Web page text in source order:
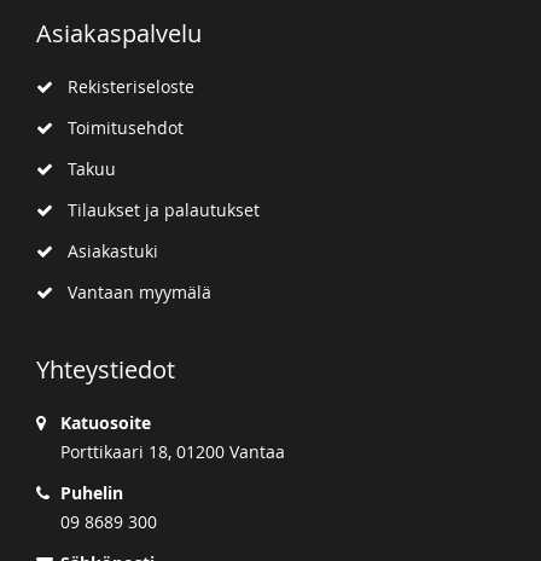
Asiakaspalvelu
Rekisteriseloste
Toimitusehdot
Takuu
Tilaukset ja palautukset
Asiakastuki
Vantaan myymälä
Yhteystiedot
Katuosoite
Porttikaari 18, 01200 Vantaa
Puhelin
09 8689 300